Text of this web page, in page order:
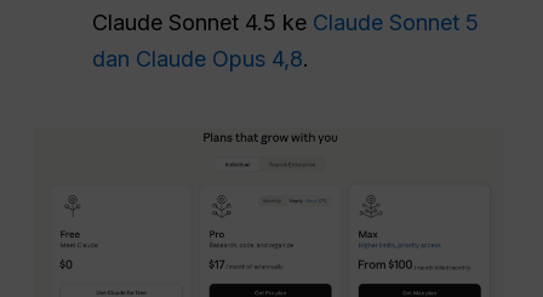
Claude Sonnet 4.5 ke Claude Sonnet 5
dan Claude Opus 4,8.